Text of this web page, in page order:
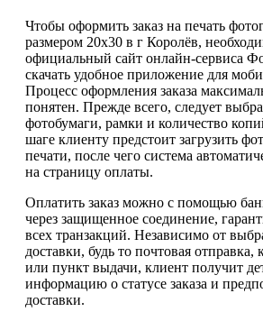
Чтобы оформить заказ на печать
размером 20х30 в г Королёв,
официальный сайт онлайн-сервиса
скачать удобное приложение для
Процесс оформления заказа
понятен. Прежде всего, следует
фотобумаги, рамки и количество
шаге клиенту предстоит загрузить
печати, после чего система
на страницу оплаты.
Оплатить заказ можно с помощью
через защищенное соединение,
всех транзакций. Независимо от
доставки, будь то почтовая отправка,
или пункт выдачи, клиент получит
информацию о статусе заказа и
доставки.